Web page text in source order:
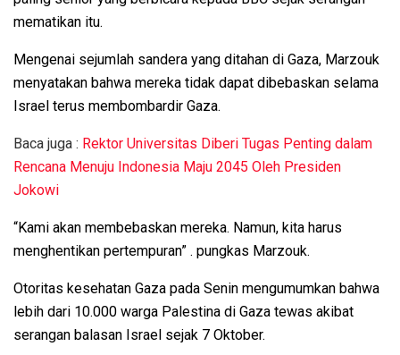
mematikan itu.
Mengenai sejumlah sandera yang ditahan di Gaza, Marzouk
menyatakan bahwa mereka tidak dapat dibebaskan selama
Israel terus membombardir Gaza.
Baca juga : Rektor Universitas Diberi Tugas Penting dalam
Rencana Menuju Indonesia Maju 2045 Oleh Presiden
Jokowi
“Kami akan membebaskan mereka. Namun, kita harus
menghentikan pertempuran” . pungkas Marzouk.
Otoritas kesehatan Gaza pada Senin mengumumkan bahwa
lebih dari 10.000 warga Palestina di Gaza tewas akibat
serangan balasan Israel sejak 7 Oktober.